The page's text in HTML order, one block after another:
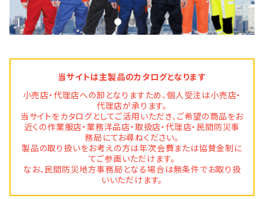
当サイトは主製品のカタログとなります
小売店・代理店への卸となりますため、個人受注は小売店・
代理店が承ります。
当サイトをカタログとしてご活用いただき、ご希望の商品をお
近くの作業服店・業務洋品店・取扱店・代理店・民間防災事
務局にてお尋ねください。
製品の取り扱いをお考えの方は年次会費または協賛金制に
てご参画いただけます。
なお、民間防災地方事務局となる場合は無条件でお取り扱
いいただけます。